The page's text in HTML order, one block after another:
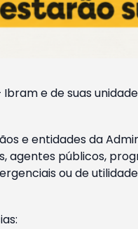
e de suas
e entidades da
públicos,
ou de